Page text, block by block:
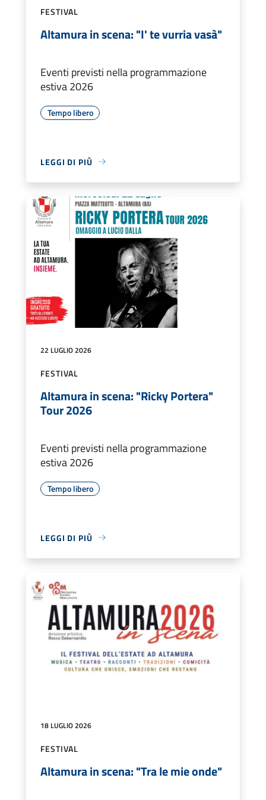
FESTIVAL
Altamura in scena: "I' te vurria vasà"
Eventi previsti nella programmazione
estiva 2026
Tempo libero
LEGGI DI PIÙ
22 LUGLIO 2026
FESTIVAL
Altamura in scena: "Ricky Portera"
Tour 2026
Eventi previsti nella programmazione
estiva 2026
Tempo libero
LEGGI DI PIÙ
18 LUGLIO 2026
FESTIVAL
Altamura in scena: "Tra le mie onde"